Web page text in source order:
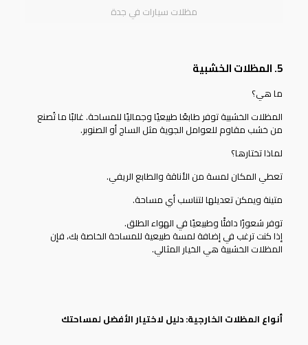
مظلات سيارات في جدة
5. المظلات الخشبية
ما هي؟
المظلات الخشبية توفر طابعًا طبيعيًا وجماليًا للمساحة. غالبًا ما تُصنع
من خشب مقاوم للعوامل الجوية مثل الساج أو الصنوبر.
لماذا تختارها؟
تعطي المكان لمسة من الأناقة والطابع الريفي.
متينة ويمكن تعديلها لتناسب أي مساحة.
توفر شعورًا دافئًا وطبيعيًا في الهواء الطلق.
إذا كنت ترغب في إضافة لمسة طبيعية للمساحة الخاصة بك، فإن
المظلات الخشبية هي الخيار المثالي.
أنواع المظلات الخارجية: دليل لاختيار الأفضل لمساحتك